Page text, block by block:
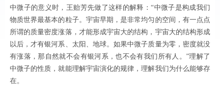
中微子的意义时，王贻芳先做了这样的解释：“中微子是构成我们
物质世界最基本的粒子。宇宙早期，是非常均匀的空间，有一点点
所谓的质量密度涨落，才能形成宇宙大的结构，宇宙大的结构形成
以后，才有银河系、太阳、地球。如果中微子质量为零，密度就没
有涨落，那自然就不会有银河系，也不会有我们所有人。”理解了
中微子的性质，就能理解宇宙演化的规律，理解我们为什么能够存
在。